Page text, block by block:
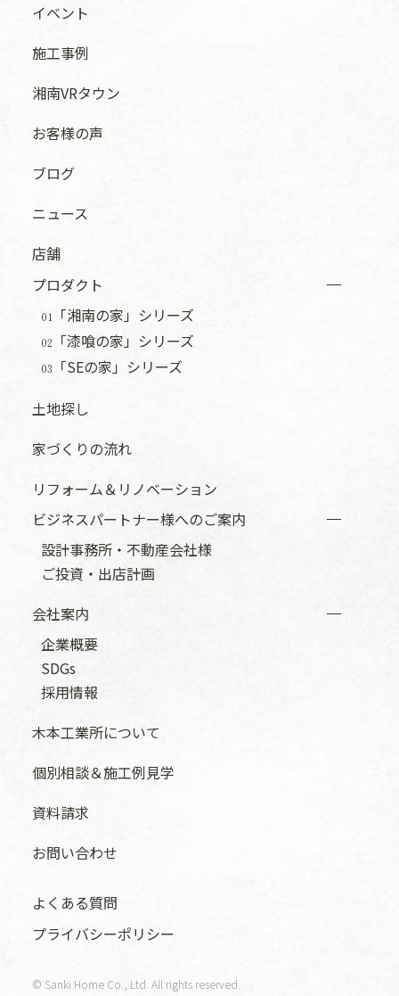
イベント
施工事例
湘南VRタウン
お客様の声
ブログ
ニュース
店舗
プロダクト
01「湘南の家」シリーズ
02 「漆喰の家」シリーズ
03
「SEの家」シリーズ
土地探し
家づくりの流れ
リフォーム＆リノベーション
ビジネスパートナー様へのご案内
設計事務所・不動産会社様
ご投資・出店計画
会社案内
企業概要
SDGs
採用情報
木本工業所について
個別相談＆施工例見学
資料請求
お問い合わせ
よくある質問
プライバシーポリシー
© Sanki Home Co., Ltd. All rights reserved.